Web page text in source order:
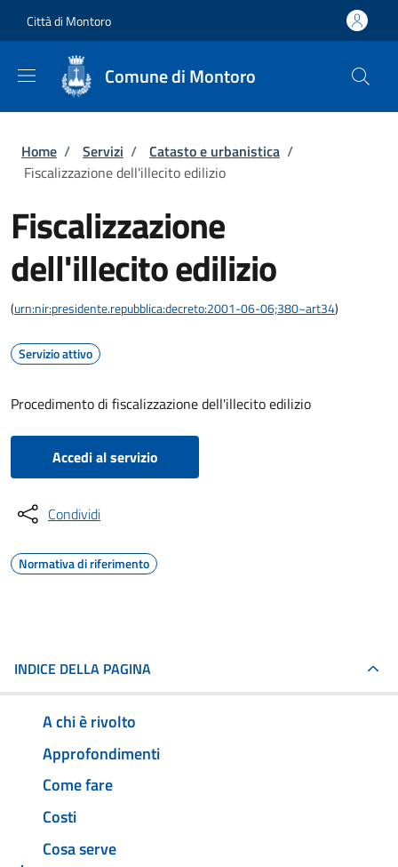
Città di Montoro
Comune di Montoro
Briciole di pane
Home / Servizi / Catasto e urbanistica /
Fiscalizzazione dell'illecito edilizio
Fiscalizzazione
dell'illecito edilizio
(urn:nir:presidente.repubblica:decreto:2001-06-06;380~art34)
Servizio attivo
Procedimento di fiscalizzazione dell'illecito edilizio
Accedi al servizio
Condividi
Normativa di riferimento
INDICE DELLA PAGINA
A chi è rivolto
Approfondimenti
Come fare
Costi
Cosa serve